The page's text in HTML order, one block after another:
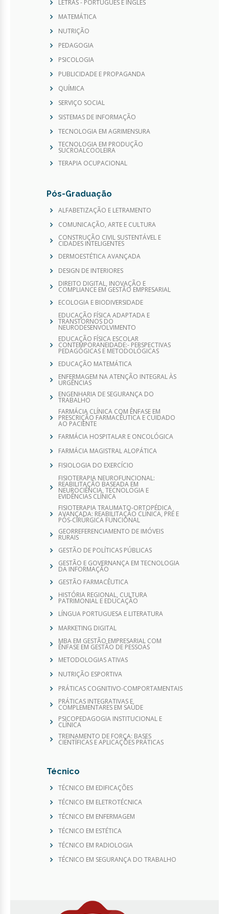
LETRAS - PORTUGUÊS E INGLÊS
MATEMÁTICA
NUTRIÇÃO
PEDAGOGIA
PSICOLOGIA
PUBLICIDADE E PROPAGANDA
QUÍMICA
SERVIÇO SOCIAL
SISTEMAS DE INFORMAÇÃO
TECNOLOGIA EM AGRIMENSURA
TECNOLOGIA EM PRODUÇÃO
SUCROALCOOLEIRA
TERAPIA OCUPACIONAL
Pós-Graduação
ALFABETIZAÇÃO E LETRAMENTO
COMUNICAÇÃO, ARTE E CULTURA
CONSTRUÇÃO CIVIL SUSTENTÁVEL E
CIDADES INTELIGENTES
DERMOESTÉTICA AVANÇADA
DESIGN DE INTERIORES
DIREITO DIGITAL, INOVAÇÃO E
COMPLIANCE EM GESTÃO EMPRESARIAL
ECOLOGIA E BIODIVERSIDADE
EDUCAÇÃO FÍSICA ADAPTADA E
TRANSTORNOS DO
NEURODESENVOLVIMENTO
EDUCAÇÃO FÍSICA ESCOLAR
CONTEMPORANEIDADE:- PERSPECTIVAS
PEDAGÓGICAS E METODOLÓGICAS
EDUCAÇÃO MATEMÁTICA
ENFERMAGEM NA ATENÇÃO INTEGRAL ÀS
URGÊNCIAS
ENGENHARIA DE SEGURANÇA DO
TRABALHO
FARMÁCIA CLÍNICA COM ÊNFASE EM
PRESCRIÇÃO FARMACÊUTICA E CUIDADO
AO PACIENTE
FARMÁCIA HOSPITALAR E ONCOLÓGICA
FARMÁCIA MAGISTRAL ALOPÁTICA
FISIOLOGIA DO EXERCÍCIO
FISIOTERAPIA NEUROFUNCIONAL:
REABILITAÇÃO BASEADA EM
NEUROCIÊNCIA, TECNOLOGIA E
EVIDÊNCIAS CLÍNICA
FISIOTERAPIA TRAUMATO-ORTOPÉDICA
AVANÇADA: REABILITAÇÃO CLÍNICA, PRÉ E
PÓS-CIRÚRGICA FUNCIONAL
GEORREFERENCIAMENTO DE IMÓVEIS
RURAIS
GESTÃO DE POLÍTICAS PÚBLICAS
GESTÃO E GOVERNANÇA EM TECNOLOGIA
DA INFORMAÇÃO
GESTÃO FARMACÊUTICA
HISTÓRIA REGIONAL, CULTURA
PATRIMONIAL E EDUCAÇÃO
LÍNGUA PORTUGUESA E LITERATURA
MARKETING DIGITAL
MBA EM GESTÃO EMPRESARIAL COM
ÊNFASE EM GESTÃO DE PESSOAS
METODOLOGIAS ATIVAS
NUTRIÇÃO ESPORTIVA
PRÁTICAS COGNITIVO-COMPORTAMENTAIS
PRÁTICAS INTEGRATIVAS E
COMPLEMENTARES EM SAÚDE
PSICOPEDAGOGIA INSTITUCIONAL E
CLÍNICA
TREINAMENTO DE FORÇA: BASES
CIENTÍFICAS E APLICAÇÕES PRÁTICAS
Técnico
TÉCNICO EM EDIFICAÇÕES
TÉCNICO EM ELETROTÉCNICA
TÉCNICO EM ENFERMAGEM
TÉCNICO EM ESTÉTICA
TÉCNICO EM RADIOLOGIA
TÉCNICO EM SEGURANÇA DO TRABALHO